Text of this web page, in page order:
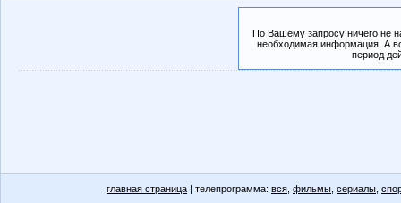
По Вашему запросу ничего не
необходимая информация. А
период
главная страница | телепрограмма: вся фильмы сериалы